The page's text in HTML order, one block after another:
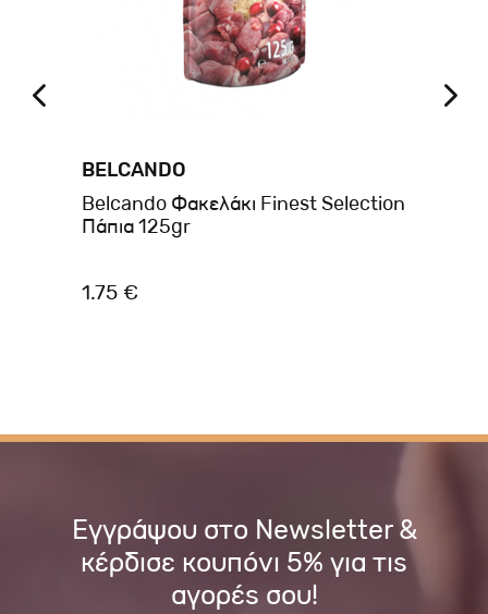
BELCANDO
Belcando Φακελάκι Finest Selection
Πάπια 125gr
1.75 €
Εγγράψου στο Newsletter &
κέρδισε κουπόνι 5% για τις
αγορές σου!